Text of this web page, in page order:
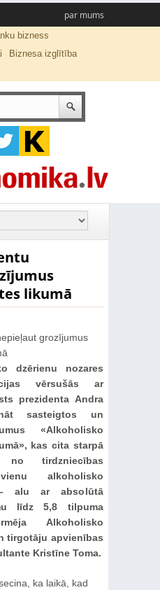
par mums
bizness
Biznesa izglītība
likumā
dzērienu nozares
vērsušās ar
prezidenta Andra
sasteigtos un
«Alkoholisko
kas cita starpā
no tirdzniecības
alkoholisko
alu ar absolūtā
līdz 5,8 tilpuma
Alkoholisko
tirgotāju apvienības
Kristīne Toma.
ka laikā, kad